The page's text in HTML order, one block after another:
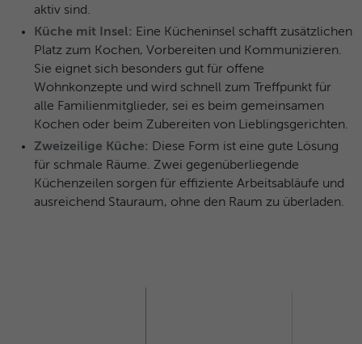
aktiv sind.
Küche mit Insel: Eine Kücheninsel schafft zusätzlichen
Platz zum Kochen, Vorbereiten und Kommunizieren.
Sie eignet sich besonders gut für offene
Wohnkonzepte und wird schnell zum Treffpunkt für
alle Familienmitglieder, sei es beim gemeinsamen
Kochen oder beim Zubereiten von Lieblingsgerichten.
Zweizeilige Küche: Diese Form ist eine gute Lösung
für schmale Räume. Zwei gegenüberliegende
Küchenzeilen sorgen für effiziente Arbeitsabläufe und
ausreichend Stauraum, ohne den Raum zu überladen.